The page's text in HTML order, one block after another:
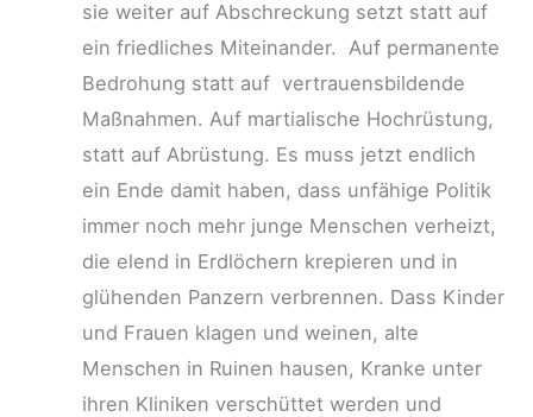
sie weiter auf Abschreckung setzt statt auf
ein friedliches Miteinander. Auf permanente
Bedrohung statt auf vertrauensbildende
Maßnahmen. Auf martialische Hochrüstung,
statt auf Abrüstung. Es muss jetzt endlich
ein Ende damit haben, dass unfähige Politik
immer noch mehr junge Menschen verheizt,
die elend in Erdlöchern krepieren und in
glühenden Panzern verbrennen. Dass Kinder
und Frauen klagen und weinen, alte
Menschen in Ruinen hausen, Kranke unter
ihren Kliniken verschüttet werden und